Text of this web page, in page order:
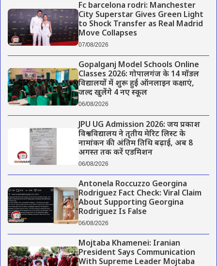
Fc barcelona rodri: Manchester
City Superstar Gives Green Light
to Shock Transfer as Real Madrid
Move Collapses
07/08/2026
Gopalganj Model Schools Online
Classes 2026: गोपालगंज के 14 मॉडल
विद्यालयों में शुरू हुई ऑनलाइन कक्षाएं,
जल्द खुलेंगे 4 नए स्कूल
06/08/2026
JPU UG Admission 2026: जय प्रकाश
विश्वविद्यालय ने तृतीय मेरिट लिस्ट के
नामांकन की अंतिम तिथि बढ़ाई, अब 8
अगस्त तक करें एडमिशन
06/08/2026
Antonela Roccuzzo Georgina
Rodriguez Fact Check: Viral Claim
About Supporting Georgina
Rodriguez Is False
06/08/2026
Mojtaba Khamenei: Iranian
President Says Communication
With Supreme Leader Mojtaba